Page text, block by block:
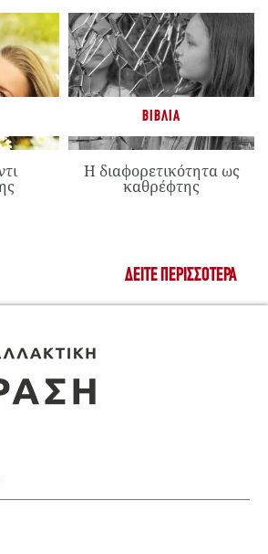
ΒΙΒΛΊΑ
Η διαφορετικότητα ως
καθρέφτης
ΔΕΊΤΕ ΠΕΡΙΣΣΌΤΕΡΑ